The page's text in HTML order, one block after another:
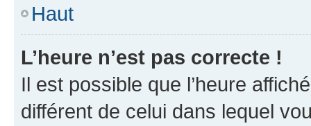
Haut
L’heure n’est pas correcte !
Il est possible que l’heure
différent de celui dans lequel